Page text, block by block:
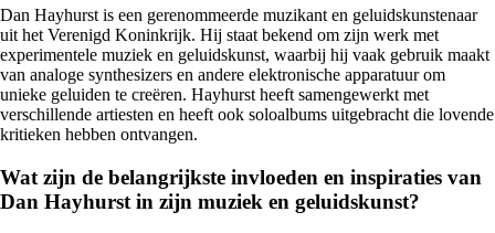
Dan Hayhurst is een gerenommeerde muzikant en geluidskunstenaar
uit het Verenigd Koninkrijk. Hij staat bekend om zijn werk met
experimentele muziek en geluidskunst, waarbij hij vaak gebruik maakt
van analoge synthesizers en andere elektronische apparatuur om
unieke geluiden te creëren. Hayhurst heeft samengewerkt met
verschillende artiesten en heeft ook soloalbums uitgebracht die lovende
kritieken hebben ontvangen.
Wat zijn de belangrijkste invloeden en inspiraties van
Dan Hayhurst in zijn muziek en geluidskunst?